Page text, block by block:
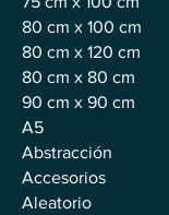
80 cm x 100 cm
80 cm x 120 cm
80 cm x 80 cm
90 cm x 90 cm
A5
Abstracción
Accesorios
Aleatorio